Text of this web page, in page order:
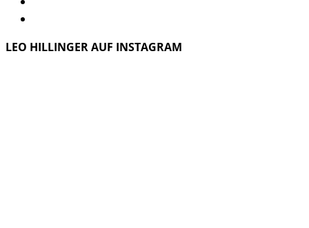
LEO HILLINGER AUF INSTAGRAM